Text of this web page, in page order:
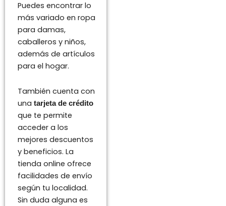
Puedes encontrar lo
más variado en ropa
para damas,
caballeros y niños,
además de artículos
para el hogar.
También cuenta con
una tarjeta de crédito
que te permite
acceder a los
mejores descuentos
y beneficios. La
tienda online ofrece
facilidades de envío
según tu localidad.
Sin duda alguna es